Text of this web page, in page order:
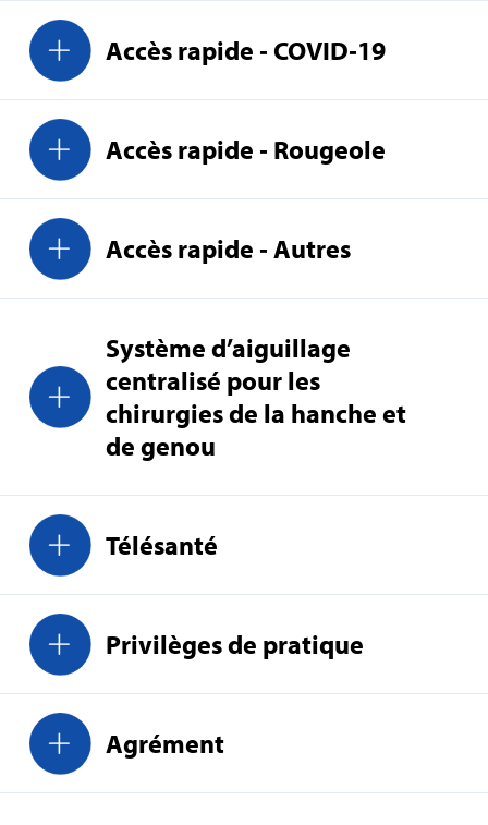
Accès rapide ‑ COVID‑19
Accès rapide ‑ Rougeole
Accès rapide ‑ Autres
Système d’aiguillage
centralisé pour les
chirurgies de la hanche et
de genou
Télésanté
Privilèges de pratique
Agrément